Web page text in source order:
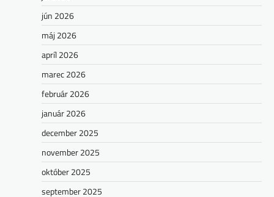
jún 2026
máj 2026
apríl 2026
marec 2026
február 2026
január 2026
december 2025
november 2025
október 2025
september 2025